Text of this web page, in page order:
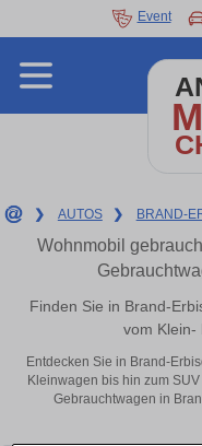
Event
❯ AUTOS ❯ BRAND-
Wohnmobil
Finden Sie in Brand-
vom Klein-
Entdecken Sie in Brand-
Kleinwagen bis hin zum
Gebrauchtwagen in